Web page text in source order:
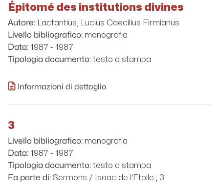
Épitomé des institutions divines
Autore: Lactantius, Lucius Caecilius Firmianus
Livello bibliografico: monografia
Data: 1987 - 1987
Tipologia documento: testo a stampa
Informazioni di dettaglio
3
Livello bibliografico: monografia
Data: 1987 - 1987
Tipologia documento: testo a stampa
Fa parte di: Sermons / Isaac de l'Etoile ; 3